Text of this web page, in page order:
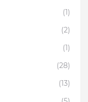
(1)
(2)
(1)
(28)
(13)